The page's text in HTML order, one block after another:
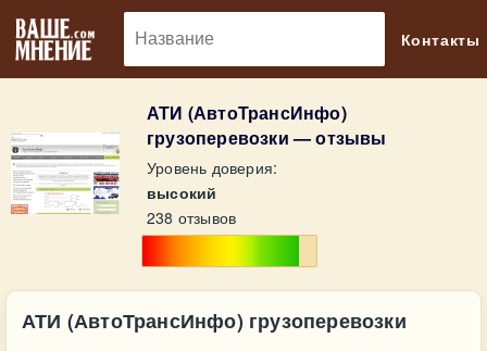
Контакты
АТИ (АвтоТрансИнфо)
грузоперевозки — отзывы
Уровень доверия:
высокий
238 отзывов
АТИ (АвтоТрансИнфо) грузоперевозки